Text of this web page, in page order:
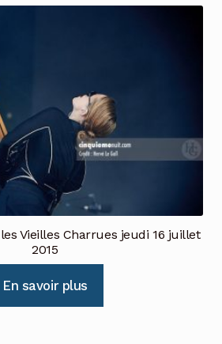
Vieilles Charrues jeudi 16 juillet
2015
En savoir plus